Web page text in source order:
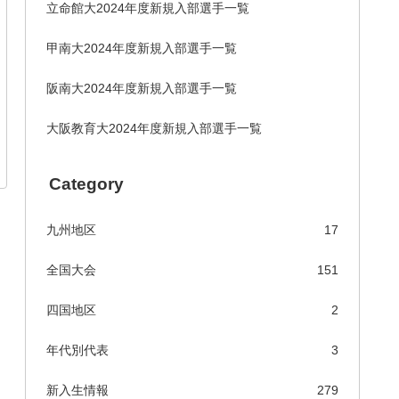
立命館大2024年度新規入部選手一覧
甲南大2024年度新規入部選手一覧
阪南大2024年度新規入部選手一覧
大阪教育大2024年度新規入部選手一覧
Category
九州地区 17
全国大会 151
四国地区 2
年代別代表 3
新入生情報 279